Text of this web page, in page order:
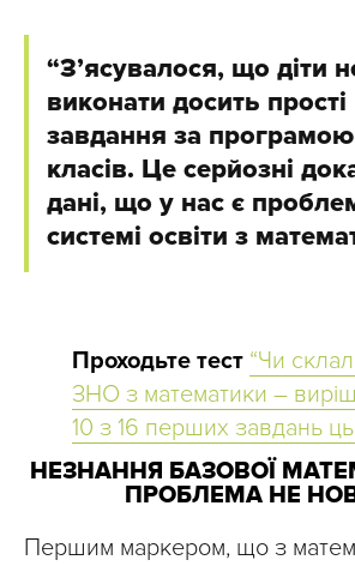
“З’ясувалося, що діти
виконати досить прості
завдання за
класів. Це серйозні
дані, що у нас є
системі освіти з
Проходьте тест “Чи
ЗНО з математики –
10 з 16 перших завдань
НЕЗНАННЯ БАЗОВОЇ
ПРОБЛЕМА НЕ
Першим маркером, що з